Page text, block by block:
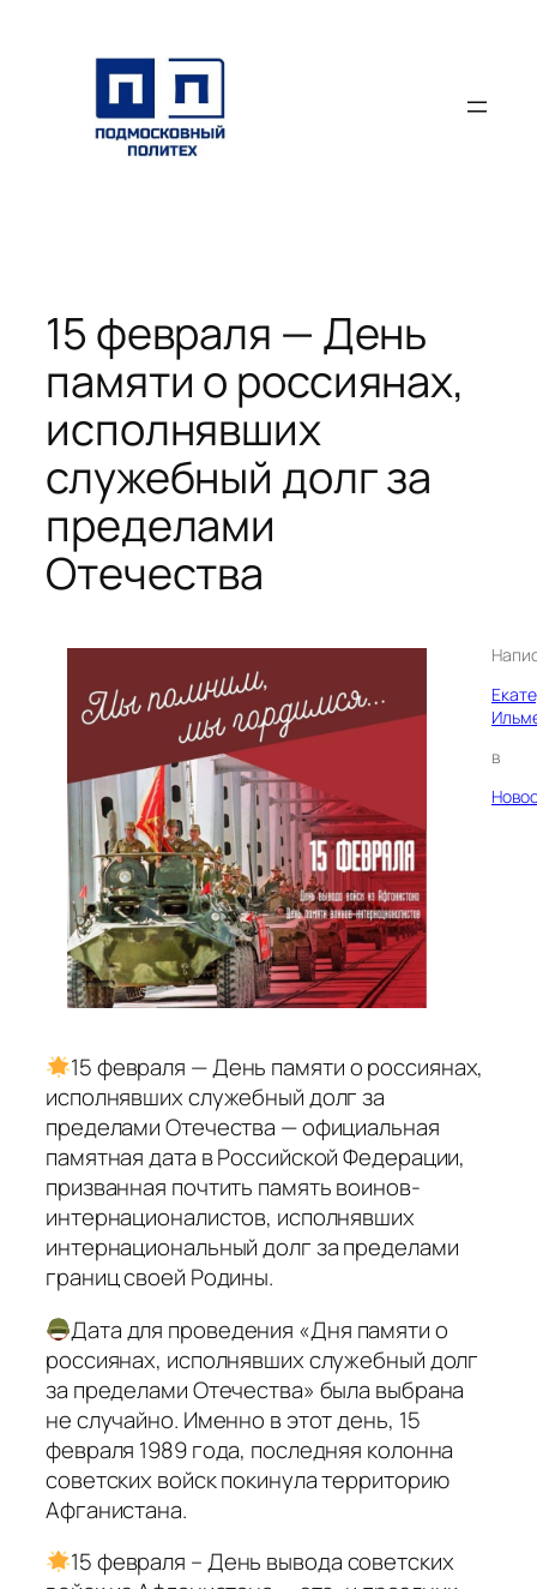
содержимому
15 февраля — День
памяти о россиянах,
исполнявших
служебный долг за
пределами
Отечества
в
15 февраля — День памяти о россиянах,
исполнявших служебный долг за
пределами Отечества — официальная
памятная дата в Российской Федерации,
призванная почтить память воинов-
интернационалистов, исполнявших
интернациональный долг за пределами
границ своей Родины.
Дата для проведения «Дня памяти о
россиянах, исполнявших служебный долг
за пределами Отечества» была выбрана
не случайно. Именно в этот день, 15
февраля 1989 года, последняя колонна
советских войск покинула территорию
Афганистана.
15 февраля – День вывода советских